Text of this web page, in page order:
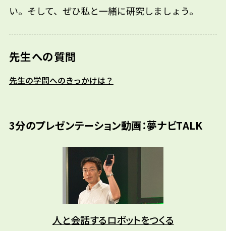
い。そして、ぜひ私と一緒に研究しましょう。
先生への質問
先生の学問へのきっかけは？
3分のプレゼンテーション動画：夢ナビTALK
人と会話するロボットをつくる